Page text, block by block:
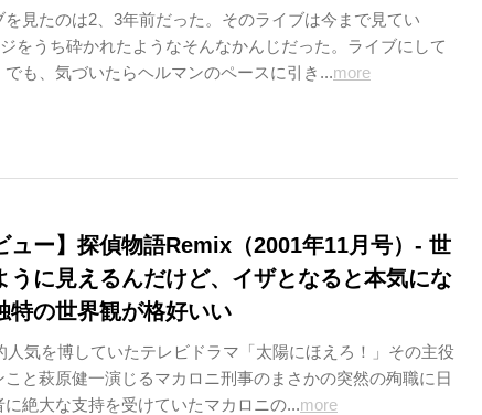
見たのは2、3年前だった。そのライブは今まで見てい
をうち砕かれたようなそんなかんじだった。ライブにして
でも、気づいたらヘルマンのペースに引き...more
ュー】探偵物語Remix（2001年11月号）- 世
うに見えるんだけど、イザとなると本気にな
特の世界観が格好いい
人気を博していたテレビドラマ「太陽にほえろ！」その主役
と萩原健一演じるマカロニ刑事のまさかの突然の殉職に日
絶大な支持を受けていたマカロニの...more